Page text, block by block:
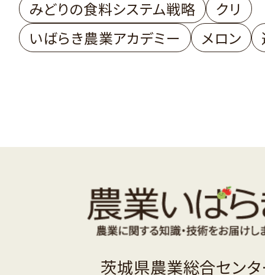
みどりの食料システム戦略
クリ
いばらき農業アカデミー
メロン
茨城県農業総合セン